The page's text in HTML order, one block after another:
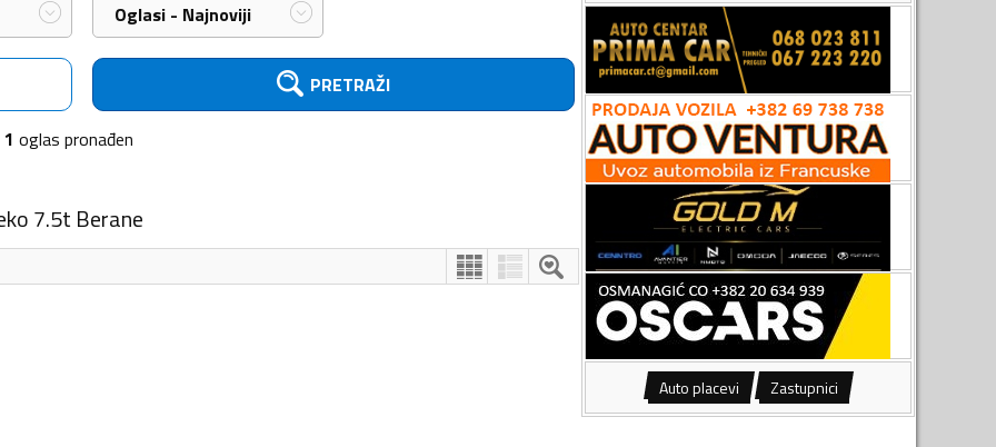
Oglasi - Najnoviji
PRETRAŽI
1 oglas pronađen
7.5t Berane
Auto placevi Zastupnici